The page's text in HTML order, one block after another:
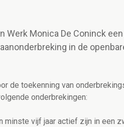
Werk Monica De Coninck
in de
de toekenning van
onderbrekingen:
vijf jaar actief zijn in een